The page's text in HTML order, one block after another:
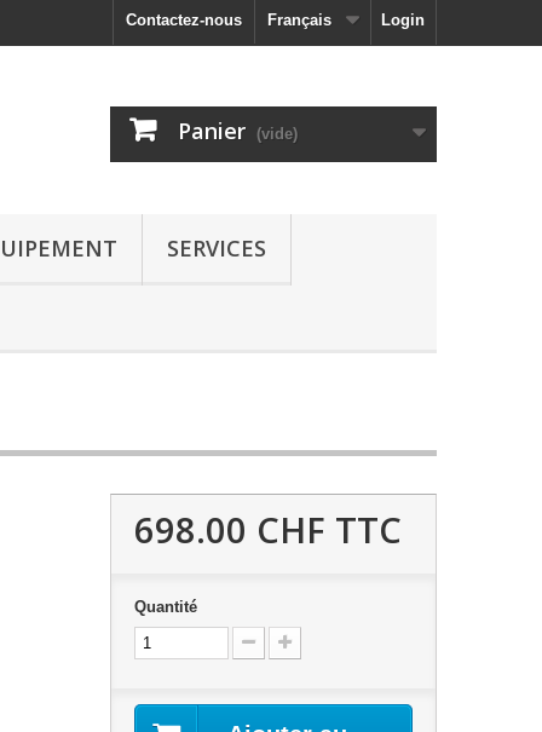
Login
Français
Contactez-nous
Panier (vide)
SERVICES
698.00 CHF TTC
Quantité